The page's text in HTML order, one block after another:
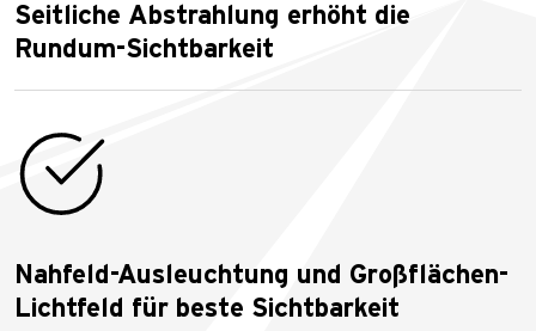
Seitliche Abstrahlung erhöht die
Rundum-Sichtbarkeit
Nahfeld-Ausleuchtung und Großflächen-
Lichtfeld für beste Sichtbarkeit